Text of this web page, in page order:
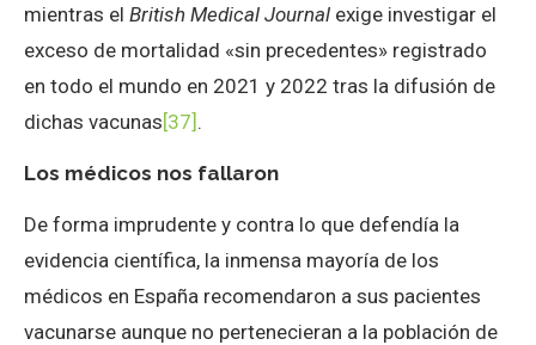
mientras el British Medical Journal exige investigar el
exceso de mortalidad «sin precedentes» registrado
en todo el mundo en 2021 y 2022 tras la difusión de
dichas vacunas[37] .
Los médicos nos fallaron
De forma imprudente y contra lo que defendía la
evidencia científica, la inmensa mayoría de los
médicos en España recomendaron a sus pacientes
vacunarse aunque no pertenecieran a la población de